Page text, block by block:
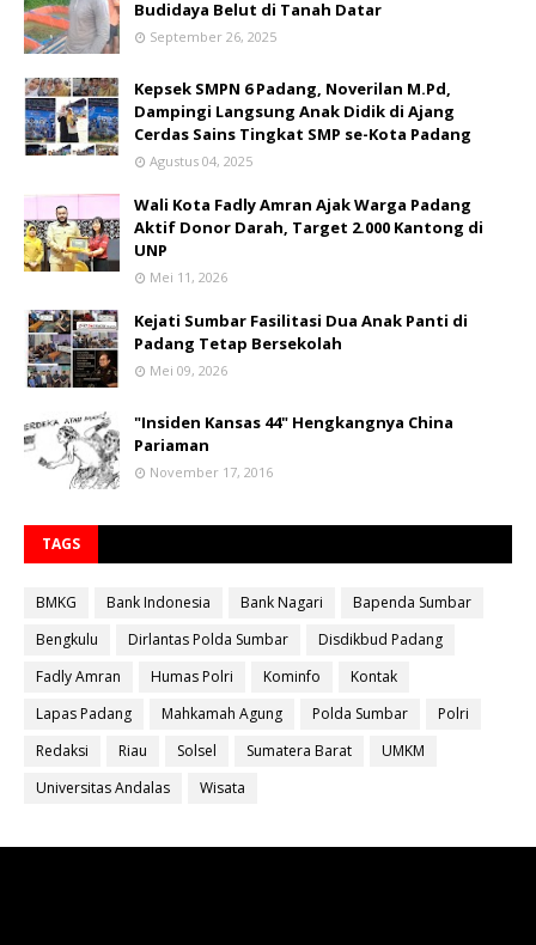
Budidaya Belut di Tanah Datar
September 26, 2025
Kepsek SMPN 6 Padang, Noverilan M.Pd,
Dampingi Langsung Anak Didik di Ajang
Cerdas Sains Tingkat SMP se-Kota Padang
Agustus 04, 2025
Wali Kota Fadly Amran Ajak Warga Padang
Aktif Donor Darah, Target 2.000 Kantong di
UNP
Mei 11, 2026
Kejati Sumbar Fasilitasi Dua Anak Panti di
Padang Tetap Bersekolah
Mei 09, 2026
"Insiden Kansas 44" Hengkangnya China
Pariaman
November 17, 2016
TAGS
BMKG Bank Indonesia Bank Nagari
Bapenda Sumbar
Bengkulu
Dirlantas Polda Sumbar
Disdikbud Padang
Fadly Amran
Humas Polri Kominfo
Kontak
Lapas Padang
Mahkamah Agung Polda Sumbar
Polri
Redaksi
Riau Solsel Sumatera Barat
UMKM
Universitas Andalas
Wisata